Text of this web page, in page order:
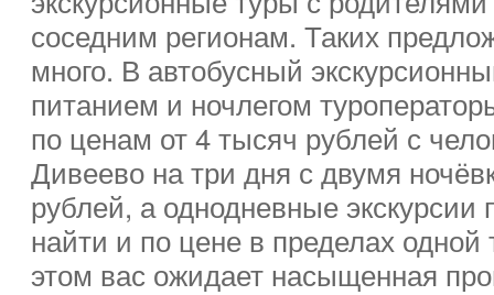
соседним регионам. Таких
много. В автобусный
питанием и ночлегом
по ценам от 4 тысяч рублей с
Дивеево на три дня с двумя
рублей, а однодневные
найти и по цене в пределах
этом вас ожидает насыщенная